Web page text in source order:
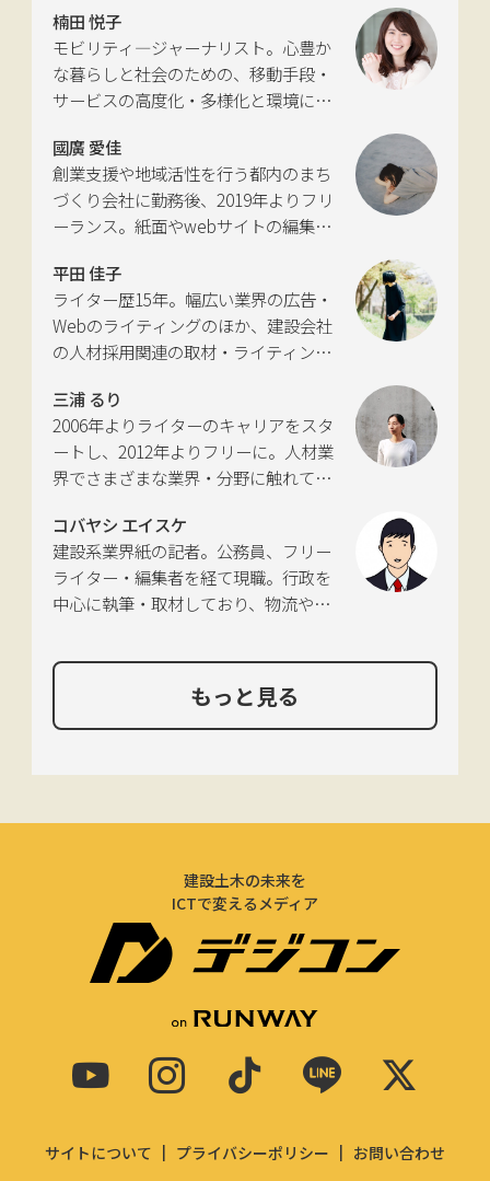
楠田 悦子
モビリティ―ジャーナリスト。心豊か
な暮らしと社会のための、移動手段・
サービスの高度化・多様化と環境につ
新聞社モビリティビジネス専門誌
『LIGARE』初代編集長を経て、2013年
に独立。国土交通省の「自転車の活用
推進に向けた有識者会議」、「交通政
共交通部会」、「MaaS関連データ検
討会」、SIP第2期自動運転（システム
とサービスの拡張）ピアレビュー委員
会などの委員を歴任。
國廣 愛佳
創業支援や地域活性を行う都内のまち
づくり会社に勤務後、2019年よりフリ
ーランス。紙面やwebサイトの編集、
どの執筆を中心に、ジャンルを問わず
活動。四国にある築100年の実家をど
う生かすかが長年の悩み。
平田 佳子
ライター歴15年。幅広い業界の広告・
Webのライティングのほか、建設会社
の人材採用関連の取材・ライティング
仕事をしていたため、小さな頃から憧
れあり。
三浦 るり
2006年よりライターのキャリアをスタ
ートし、2012年よりフリーに。人材業
界でさまざまな業界・分野に触れてき
を手掛ける。現在は特に建築や不動
産、さらにはDX分野を探究中。
コバヤシ エイスケ
建設系業界紙の記者。公務員、フリー
ライター・編集者を経て現職。行政を
中心に執筆・取材しており、物流や環
もっと見る
建設土木の未来を
ICTで変えるメディア
サイトについて プライバシーポリシー お問い合わせ